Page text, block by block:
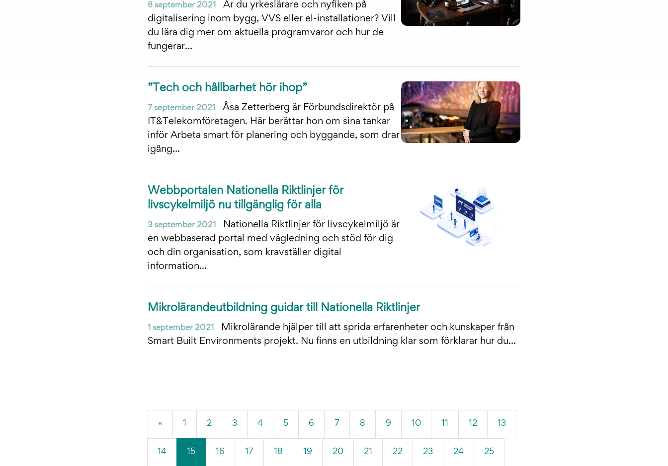
8 september 2021
Är du yrkeslärare och nyfiken på
digitalisering inom bygg, VVS eller el-installationer? Vill
du lära dig mer om aktuella programvaror och hur de
fungerar...
”Tech och hållbarhet hör ihop”
7 september 2021
Åsa Zetterberg är Förbundsdirektör på
IT&Telekomföretagen. Här berättar hon om sina tankar
inför Arbeta smart för planering och byggande, som drar
igång...
Webbportalen Nationella Riktlinjer för
livscykelmiljö nu tillgänglig för alla
3 september 2021
Nationella Riktlinjer för livscykelmiljö är
en webbaserad portal med vägledning och stöd för dig
och din organisation, som kravställer digital
information...
Mikrolärandeutbildning guidar till Nationella Riktlinjer
1 september 2021
Mikrolärande hjälper till att sprida erfarenheter och kunskaper från
Smart Built Environments projekt. Nu finns en utbildning klar som förklarar hur du...
« 1 2 3 4 5 6 7 8 9 10 11 12 13
14 15(Aktuell
sida)
16 17 18 19 20 21 22 23 24 25